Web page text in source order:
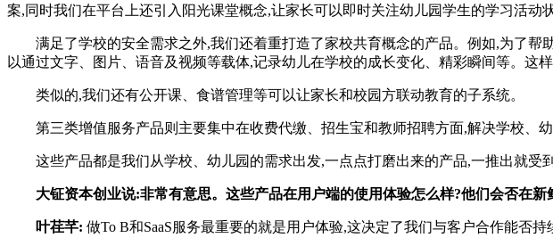
案,同时我们在平台上还引入阳光课堂概念,让家长可以即时关注幼儿园学生的学习活
满足了学校的安全需求之外,我们还着重打造了家校共育概念的产品。例如,为了帮
以通过文字、图片、语音及视频等载体,记录幼儿在学校的成长变化、精彩瞬间等。这
类似的,我们还有公开课、食谱管理等可以让家长和校园方联动教育的子系统。
第三类增值服务产品则主要集中在收费代缴、招生宝和教师招聘方面,解决学校、幼
这些产品都是我们从学校、幼儿园的需求出发,一点点打磨出来的产品,一推出就受到
大钲资本创业说:非常有意思。这些产品在用户端的使用体验怎么样?他们会否在新
叶荏芊: 做To B和SaaS服务最重要的就是用户体验,这决定了我们与客户合作能否